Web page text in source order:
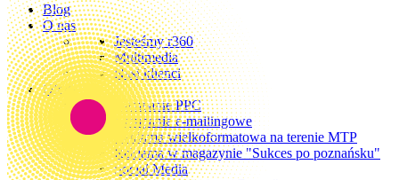
Blog
O nas
Jesteśmy r360
Multimedia
Nasi klienci
Oferta
Kampanie PPC
Kampanie e-mailingowe
Reklama wielkoformatowa na terenie MTP
Reklama w magazynie "Sukces po poznańsku"
Social Media